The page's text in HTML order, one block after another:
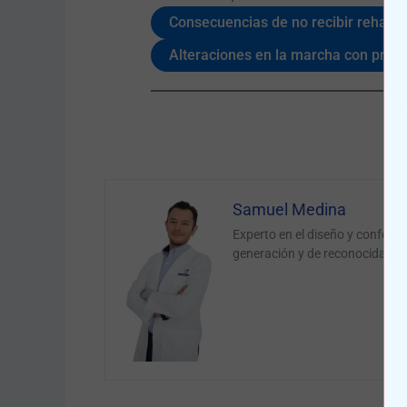
Consecuencias de no recibir
Alteraciones en la marcha con
Samuel Medina
Experto en el diseño y
generación y de reconocidas